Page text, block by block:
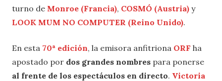
turno de Monroe (Francia), COSMÓ (Austria) y
LOOK MUM NO COMPUTER (Reino Unido).
En esta 70ª edición, la emisora anfitriona ORF ha
apostado por dos grandes nombres para ponerse
al frente de los espectáculos en directo. Victoria